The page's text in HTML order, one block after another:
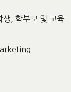
생, 학부모 및 교육